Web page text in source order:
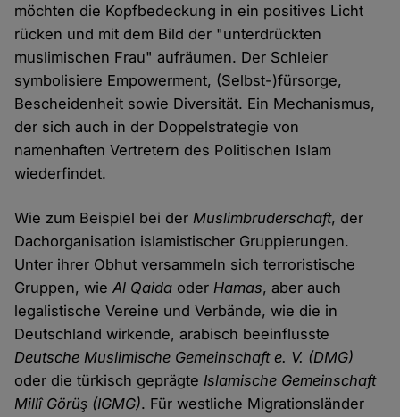
möchten die Kopfbedeckung in ein positives Licht
rücken und mit dem Bild der "unterdrückten
muslimischen Frau" aufräumen. Der Schleier
symbolisiere Empowerment, (Selbst-)fürsorge,
Bescheidenheit sowie Diversität. Ein Mechanismus,
der sich auch in der Doppelstrategie von
namenhaften Vertretern des Politischen Islam
wiederfindet.
Wie zum Beispiel bei derMuslimbruderschaft, der
Dachorganisation islamistischer Gruppierungen.
Unter ihrer Obhut versammeln sich terroristische
Gruppen, wieAl Qaida oderHamas, aber auch
legalistische Vereine und Verbände, wie die in
Deutschland wirkende, arabisch beeinflusste
Deutsche Muslimische Gemeinschaft e. V. (DMG)
oder die türkisch geprägteIslamische Gemeinschaft
Millî Görüş (IGMG). Für westliche Migrationsländer